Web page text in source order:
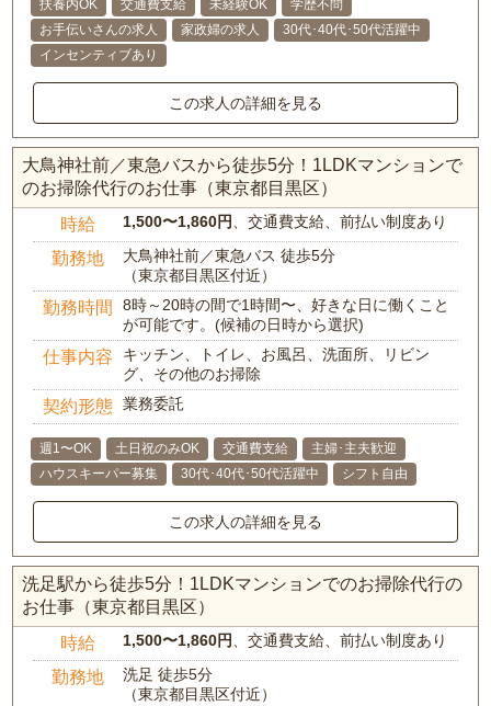
扶養内OK
交通費支給 未経験OK
学歴不問
お手伝いさんの求人
家政婦の求人
30代･40代･50代活躍中
インセンティブあり
この求人の詳細を見る
大鳥神社前／東急バスから徒歩5分！1LDKマンションで
のお掃除代行のお仕事（東京都目黒区）
時給 1,500〜1,860円 、交通費支給、前払い制度あり
勤務地
大鳥神社前／東急バス 徒歩5分
（東京都目黒区付近）
勤務時間
8時～20時の間で1時間〜、好きな日に働くこと
が可能です。(候補の日時から選択)
仕事内容
キッチン、トイレ、お風呂、洗面所、リビン
グ、その他のお掃除
契約形態 業務委託
週1〜OK 土日祝のみOK 交通費支給
主婦･主夫歓迎
ハウスキーパー募集
30代･40代･50代活躍中 シフト自由
この求人の詳細を見る
洗足駅から徒歩5分！1LDKマンションでのお掃除代行の
お仕事（東京都目黒区）
時給 1,500〜1,860円 、交通費支給、前払い制度あり
勤務地
洗足 徒歩5分
（東京都目黒区付近）